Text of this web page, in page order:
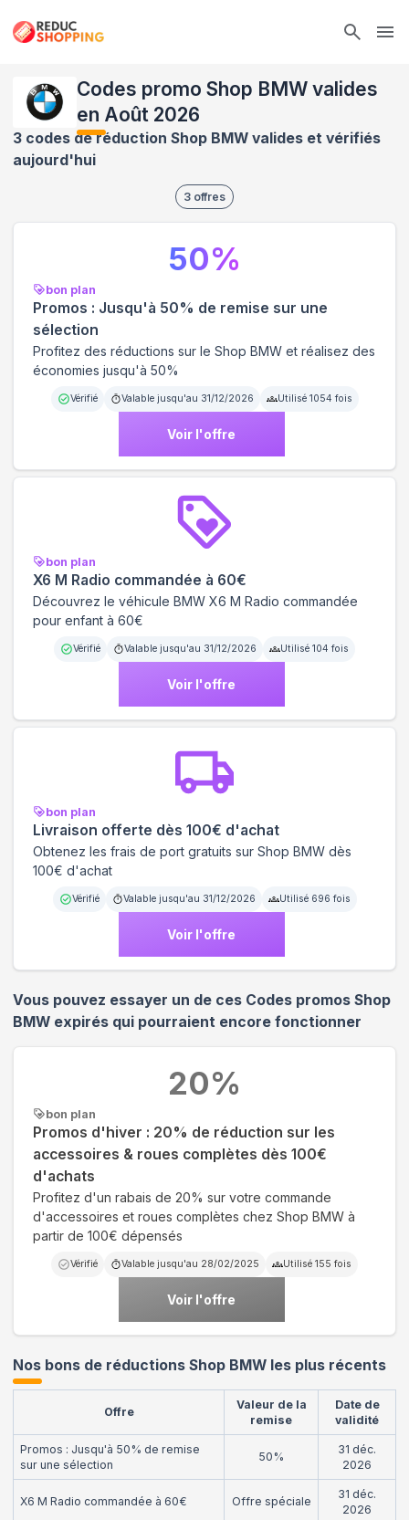
Codes promo Shop BMW valides
en Août 2026
3 codes de réduction Shop BMW valides et vérifiés
aujourd'hui
3 offres
bon plan
Promos : Jusqu'à 50% de remise sur une
sélection
Profitez des réductions sur le Shop BMW et réalisez des
économies jusqu'à 50%
Vérifié Valable jusqu'au 31/12/2026 Utilisé 1054 fois
Voir l'offre
50%
bon plan
X6 M Radio commandée à 60€
Découvrez le véhicule BMW X6 M Radio commandée
pour enfant à 60€
Vérifié Valable jusqu'au 31/12/2026 Utilisé 104 fois
Voir l'offre
bon plan
Livraison offerte dès 100€ d'achat
Obtenez les frais de port gratuits sur Shop BMW dès
100€ d'achat
Vérifié Valable jusqu'au 31/12/2026 Utilisé 696 fois
Voir l'offre
Vous pouvez essayer un de ces Codes promos Shop
BMW expirés qui pourraient encore fonctionner
bon plan
Promos d'hiver : 20% de réduction sur les
accessoires & roues complètes dès 100€
d'achats
Profitez d'un rabais de 20% sur votre commande
d'accessoires et roues complètes chez Shop BMW à
partir de 100€ dépensés
Vérifié Valable jusqu'au 28/02/2025 Utilisé 155 fois
Voir l'offre
20%
Nos bons de réductions Shop BMW les plus récents
Offre
Valeur de la
remise
Date de
validité
Promos : Jusqu'à 50% de remise
sur une sélection
50%
31 déc.
2026
X6 M Radio commandée à 60€ Offre spéciale
31 déc.
2026